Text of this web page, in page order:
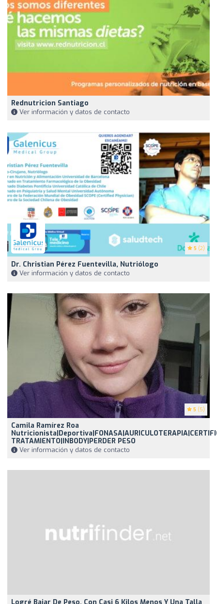
Rednutricion Santiago
Ver información y datos de contacto
5 (2)
Dr. Christian Pérez Fuentevilla, Nutriólogo
Ver información y datos de contacto
5 (5)
Camila Ramírez Roa
TRATAMIENTO|INBODY|PERDER PESO
Ver información y datos de contacto
Logré Bajar De Peso, Con Casi 6 Kilos Menos Y Una Talla